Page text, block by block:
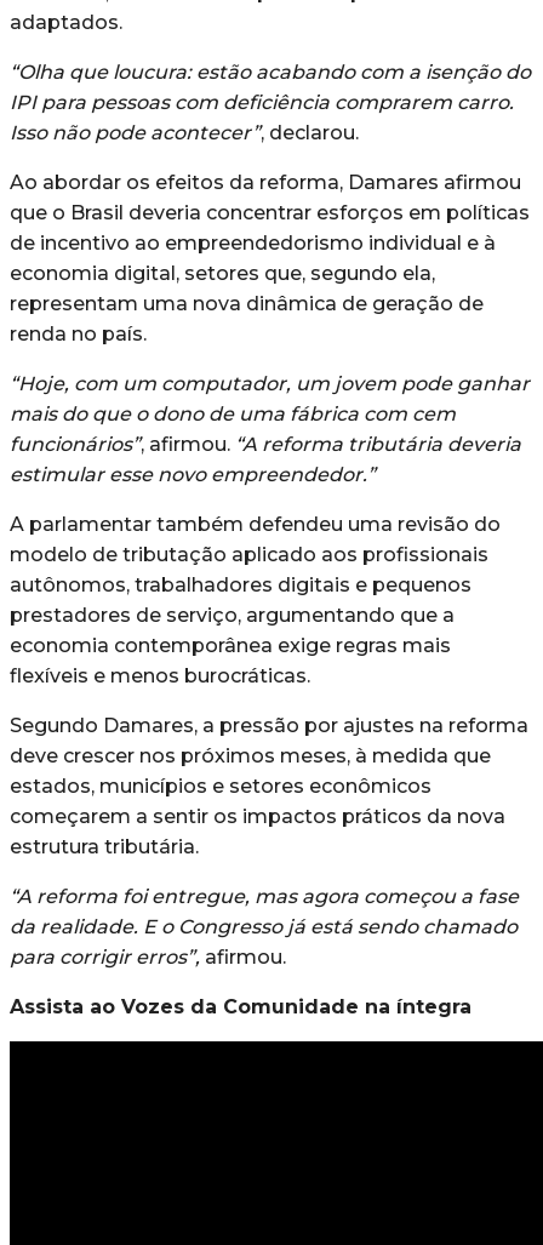
adaptados.
“Olha que loucura: estão acabando com a isenção do
IPI para pessoas com deficiência comprarem carro.
Isso não pode acontecer”, declarou.
Ao abordar os efeitos da reforma, Damares afirmou
que o Brasil deveria concentrar esforços em políticas
de incentivo ao empreendedorismo individual e à
economia digital, setores que, segundo ela,
representam uma nova dinâmica de geração de
renda no país.
“Hoje, com um computador, um jovem pode ganhar
mais do que o dono de uma fábrica com cem
funcionários”, afirmou. “A reforma tributária deveria
estimular esse novo empreendedor.”
A parlamentar também defendeu uma revisão do
modelo de tributação aplicado aos profissionais
autônomos, trabalhadores digitais e pequenos
prestadores de serviço, argumentando que a
economia contemporânea exige regras mais
flexíveis e menos burocráticas.
Segundo Damares, a pressão por ajustes na reforma
deve crescer nos próximos meses, à medida que
estados, municípios e setores econômicos
começarem a sentir os impactos práticos da nova
estrutura tributária.
“A reforma foi entregue, mas agora começou a fase
da realidade. E o Congresso já está sendo chamado
para corrigir erros”, afirmou.
Assista ao Vozes da Comunidade na íntegra